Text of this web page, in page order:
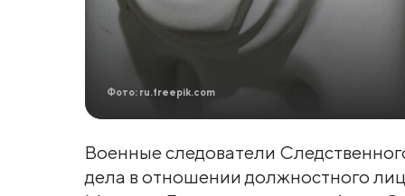
Фото: ru.freepik.com
Военные следователи
дела в отношении должностного